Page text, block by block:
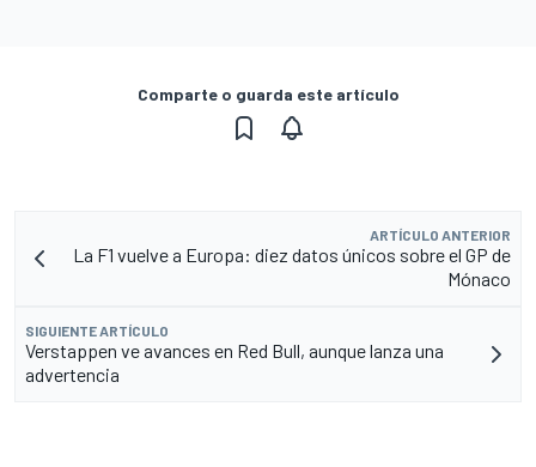
Comparte o guarda este artículo
ARTÍCULO ANTERIOR
La F1 vuelve a Europa: diez datos únicos sobre el GP de
Mónaco
SIGUIENTE ARTÍCULO
Verstappen ve avances en Red Bull, aunque lanza una
advertencia